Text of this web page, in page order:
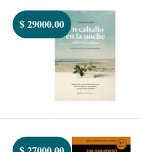
$29000.00